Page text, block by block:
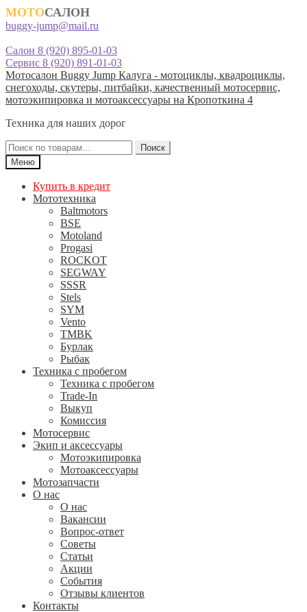
МОТОСАЛОН
buggy-jump@mail.ru
Салон 8 (920) 895-01-03
Сервис 8 (920) 891-01-03
Перейти
к
навигации
Перейти
к
содержимому
Мотосалон Buggy Jump Калуга - мотоциклы, квадроциклы,
снегоходы, скутеры, питбайки, качественный мотосервис,
мотоэкипировка и мотоаксессуары на Кропоткина 4
Техника для наших дорог
Искать:
Поиск
Меню
Купить в кредит
Мототехника
Baltmotors
BSE
Motoland
Progasi
ROCKOT
SEGWAY
SSSR
Stels
SYM
Vento
TMBK
Бурлак
Рыбак
Техника с пробегом
Техника с пробегом
Trade-In
Выкуп
Комиссия
Мотосервис
Экип и аксессуары
Мотоэкипировка
Мотоаксессуары
Мотозапчасти
О нас
О нас
Вакансии
Вопрос-ответ
Советы
Статьи
Акции
События
Отзывы клиентов
Контакты